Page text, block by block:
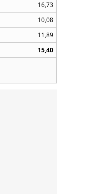
16,73
10,08
11,89
15,40